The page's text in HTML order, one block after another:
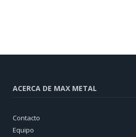
ACERCA DE MAX METAL
Contacto
Equipo